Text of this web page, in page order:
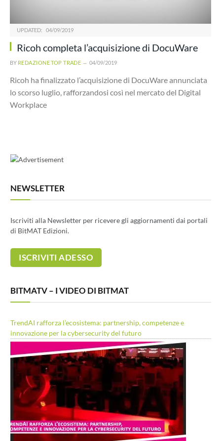
UPDATED: 04/09/2019
Ricoh completa l’acquisizione di DocuWare
BY REDAZIONE TOP TRADE 04/09/2019
Ricoh ha finalizzato l’acquisizione di DocuWare annunciata
lo scorso luglio, rafforzandosi così nel mercato del Digital
Workplace
NEWSLETTER
Iscriviti alla Newsletter per ricevere gli aggiornamenti dai portali
di BitMAT Edizioni.
BITMATV – I VIDEO DI BITMAT
TrendAI rafforza l’ecosistema: partnership, competenze e
innovazione per la cybersecurity del futuro